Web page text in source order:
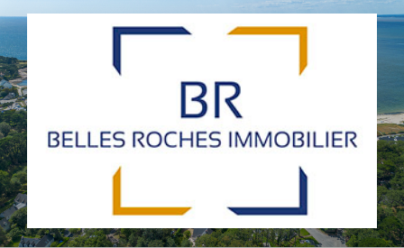
au
contenu
principal